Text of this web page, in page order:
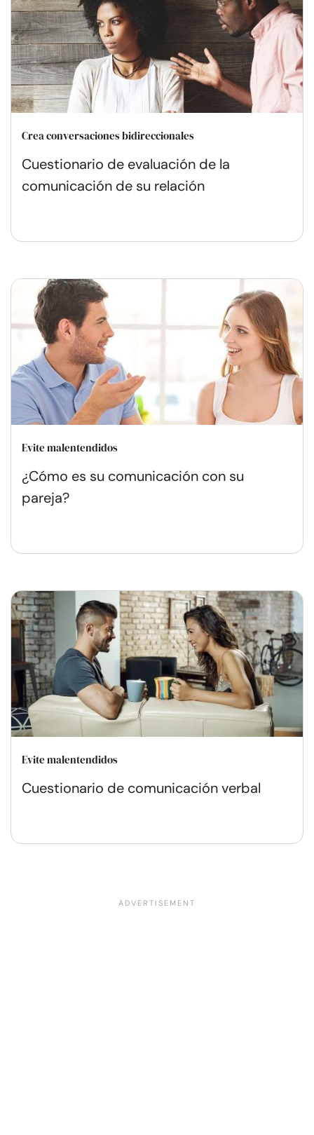
Crea conversaciones bidireccionales
Cuestionario de evaluación de la
comunicación de su relación
Evite malentendidos
¿Cómo es su comunicación con su
pareja?
Evite malentendidos
Cuestionario de comunicación verbal